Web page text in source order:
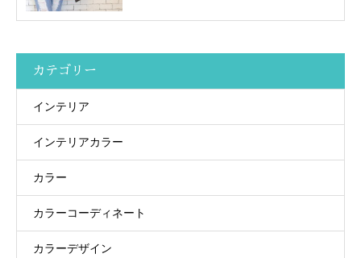
カテゴリー
インテリア
インテリアカラー
カラー
カラーコーディネート
カラーデザイン